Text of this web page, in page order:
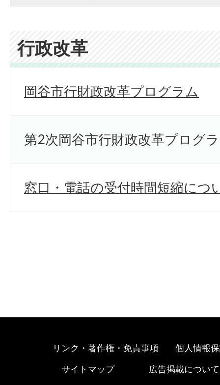
行政改革
岡谷市行財政改革プログラム
第2次岡谷市行財政改革プログ
窓口・電話の受付時間短縮につ
リンク・著作権・免責事項 個人情報
サイトマップ 広告掲載について